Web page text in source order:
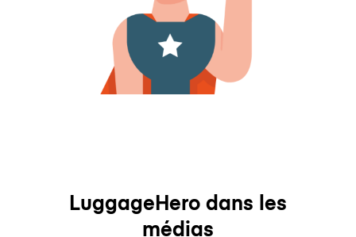
LuggageHero dans les
médias